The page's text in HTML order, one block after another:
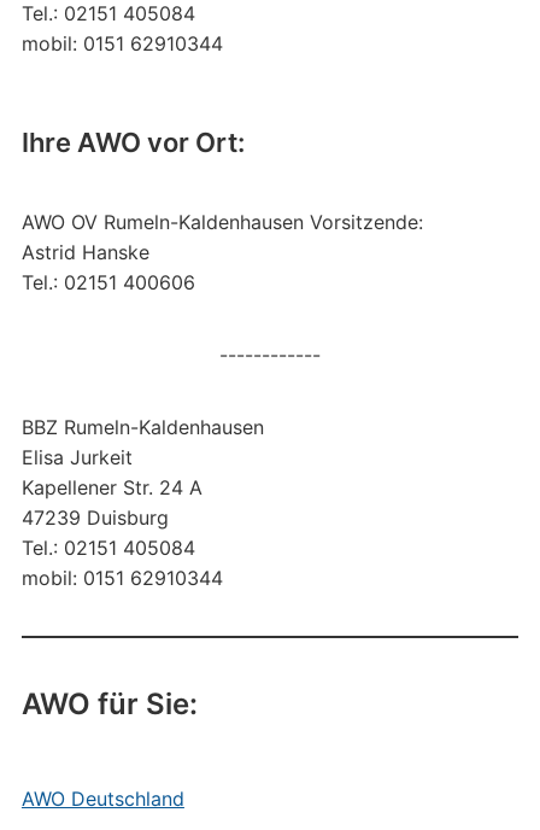
Ihre AWO vor Ort:
AWO OV Rumeln-Kaldenhausen Vorsitzende:
Astrid Hanske
Tel.: 02151 400606
------------
BBZ Rumeln-Kaldenhausen
Elisa Jurkeit
Kapellener Str. 24 A
47239 Duisburg
Tel.: 02151 405084
mobil: 0151 62910344
AWO für Sie:
AWO Deutschland
Tel.: 02151 405084
mobil: 0151 62910344